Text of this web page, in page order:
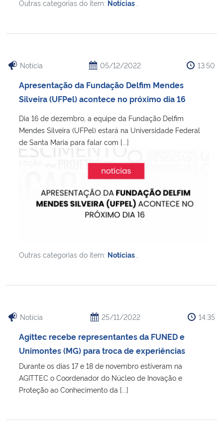
Outras categorias do item: Notícias
Notícia 05/12/2022 13:50
Apresentação da Fundação Delfim Mendes
Silveira (UFPel) acontece no próximo dia 16
Dia 16 de dezembro, a equipe da Fundação Delfim
Mendes Silveira (UFPel) estará na Universidade Federal
de Santa Maria para falar com [...]
Outras categorias do item: Notícias
Notícia 25/11/2022 14:35
Agittec recebe representantes da FUNED e
Unimontes (MG) para troca de experiências
Durante os dias 17 e 18 de novembro estiveram na
AGITTEC o Coordenador do Núcleo de Inovação e
Proteção ao Conhecimento da [...]